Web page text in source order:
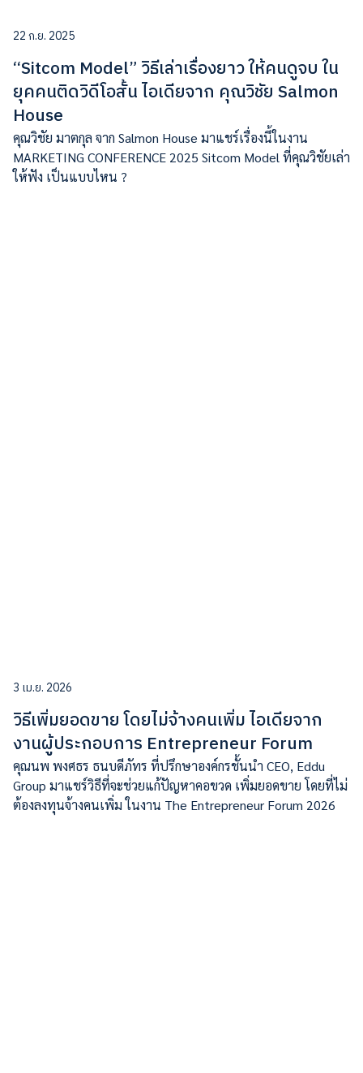
22 ก.ย. 2025
“Sitcom Model” วิธีเล่าเรื่องยาว ให้คนดูจบ ใน
ยุคคนติดวิดีโอสั้น ไอเดียจาก คุณวิชัย Salmon
House
คุณวิชัย มาตกุล จาก Salmon House มาแชร์เรื่องนี้ในงาน
MARKETING CONFERENCE 2025 Sitcom Model ที่คุณวิชัยเล่า
ให้ฟัง เป็นแบบไหน ?
3 เม.ย. 2026
วิธีเพิ่มยอดขาย โดยไม่จ้างคนเพิ่ม ไอเดียจาก
งานผู้ประกอบการ Entrepreneur Forum
คุณนพ พงศธร ธนบดีภัทร ที่ปรึกษาองค์กรชั้นนำ CEO, Eddu
Group มาแชร์วิธีที่จะช่วยแก้ปัญหาคอขวด เพิ่มยอดขาย โดยที่ไม่
ต้องลงทุนจ้างคนเพิ่ม ในงาน The Entrepreneur Forum 2026